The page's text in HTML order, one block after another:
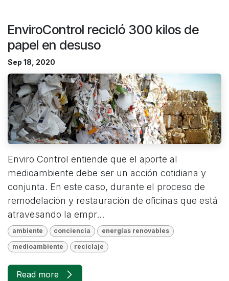
EnviroControl recicló 300 kilos de
papel en desuso
Sep 18, 2020
Enviro Control entiende que el aporte al
medioambiente debe ser un acción cotidiana y
conjunta. En este caso, durante el proceso de
remodelación y restauración de oficinas que está
atravesando la empr...
ambiente conciencia energías renovables
medioambiente reciclaje
Read more